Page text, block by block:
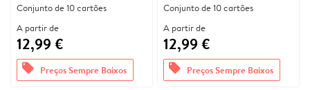
Conjunto de 10 cartões
A partir de
12,99 €
offers Preços Sempre Baixos
Conjunto de 10 cartões
A partir de
12,99 €
offers Preços Sempre Baixos